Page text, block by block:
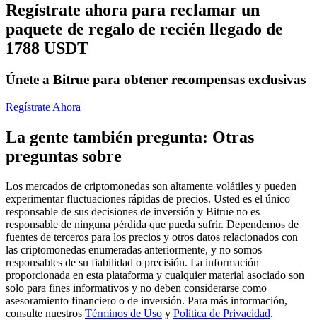
Copiar Trading
Únete a los mejores traders
Conviértete en un Trader de Copia
Disfruta del reparto de beneficios y comisiones de copy trading
Regístrate ahora para reclamar un
paquete de regalo de recién llegado de
1788 USDT
Únete a Bitrue para obtener recompensas exclusivas
Regístrate Ahora
La gente también pregunta: Otras
preguntas sobre
Los mercados de criptomonedas son altamente volátiles y pueden
experimentar fluctuaciones rápidas de precios. Usted es el único
responsable de sus decisiones de inversión y Bitrue no es
responsable de ninguna pérdida que pueda sufrir. Dependemos de
fuentes de terceros para los precios y otros datos relacionados con
las criptomonedas enumeradas anteriormente, y no somos
responsables de su fiabilidad o precisión. La información
proporcionada en esta plataforma y cualquier material asociado son
solo para fines informativos y no deben considerarse como
asesoramiento financiero o de inversión. Para más información,
consulte nuestros Términos de Uso y Política de Privacidad.